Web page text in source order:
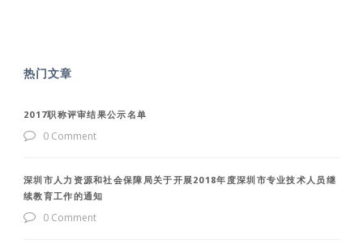
热门文章
2017职称评审结果公示名单
0 Comment
深圳市人力资源和社会保障局关于开展2018年度深圳市专业技术人员继
续教育工作的通知
0 Comment